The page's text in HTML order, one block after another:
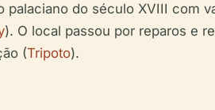
do século XVIII com
). O local passou por reparos e
(Tripoto).